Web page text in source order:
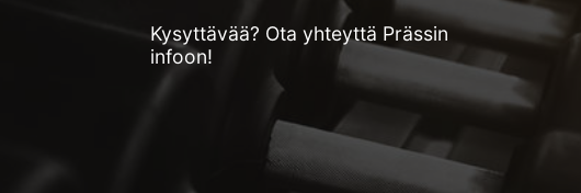
Kysyttävää? Ota yhteyttä Prässin
infoon!